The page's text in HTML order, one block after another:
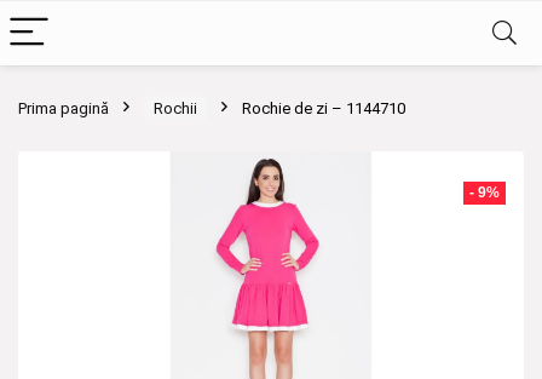
Prima pagină Rochii Rochie de zi – 1144710
- 9%